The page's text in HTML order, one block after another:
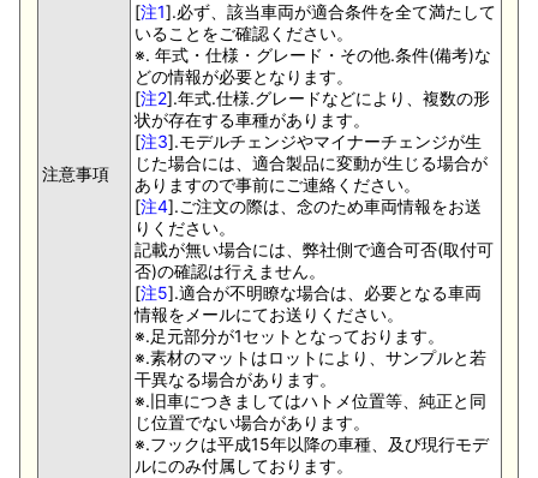
注意事項
[注1].必ず、該当車両が適合条件を全て満たして
いることをご確認ください。
※. 年式・仕様・グレード・その他.条件(備考)な
どの情報が必要となります。
[注2].年式.仕様.グレードなどにより、複数の形
状が存在する車種があります。
[注3].モデルチェンジやマイナーチェンジが生
じた場合には、適合製品に変動が生じる場合が
ありますので事前にご連絡ください。
[注4].ご注文の際は、念のため車両情報をお送
りください。
記載が無い場合には、弊社側で適合可否(取付可
否)の確認は行えません。
[注5].適合が不明瞭な場合は、必要となる車両
情報をメールにてお送りください。
※.足元部分が1セットとなっております。
※.素材のマットはロットにより、サンプルと若
干異なる場合があります。
※.旧車につきましてはハトメ位置等、純正と同
じ位置でない場合があります。
※.フックは平成15年以降の車種、及び現行モデ
ルにのみ付属しております。